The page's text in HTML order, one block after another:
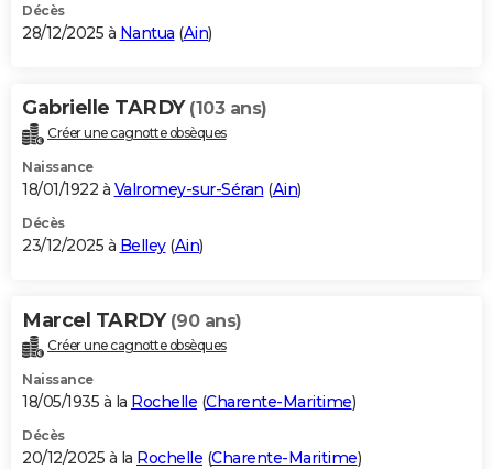
Décès
28/12/2025 à Nantua (Ain)
Gabrielle TARDY (103 ans)
Créer une cagnotte obsèques
Naissance
18/01/1922 à Valromey-sur-Séran (Ain)
Décès
23/12/2025 à Belley(Ain)
Marcel TARDY (90 ans)
Créer une cagnotte obsèques
Naissance
18/05/1935 à la Rochelle (Charente-Maritime)
Décès
20/12/2025 à la Rochelle (Charente-Maritime)